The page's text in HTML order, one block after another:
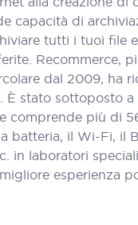
capacità di
tutti i tuoi file
Recommerce,
dal 2009, ha
È stato sottoposto
comprende più di
batteria, il Wi-Fi, il
in laboratori
esperienza